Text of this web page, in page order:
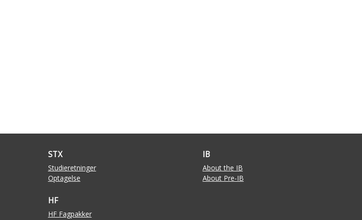
STX
Studieretninger
Optagelse
HF
HF Fagpakker
IB
About the IB
About Pre-IB